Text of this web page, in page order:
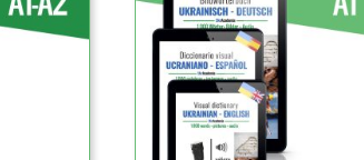
має
кілька
варіантів.
Параметри
можна